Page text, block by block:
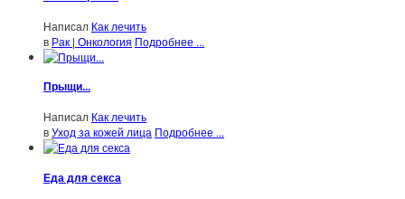
Написал Как лечить
в Рак | Онкология Подробнее ...
Прыщи...
Написал Как лечить
вУход за кожей лица Подробнее ...
Еда для секса